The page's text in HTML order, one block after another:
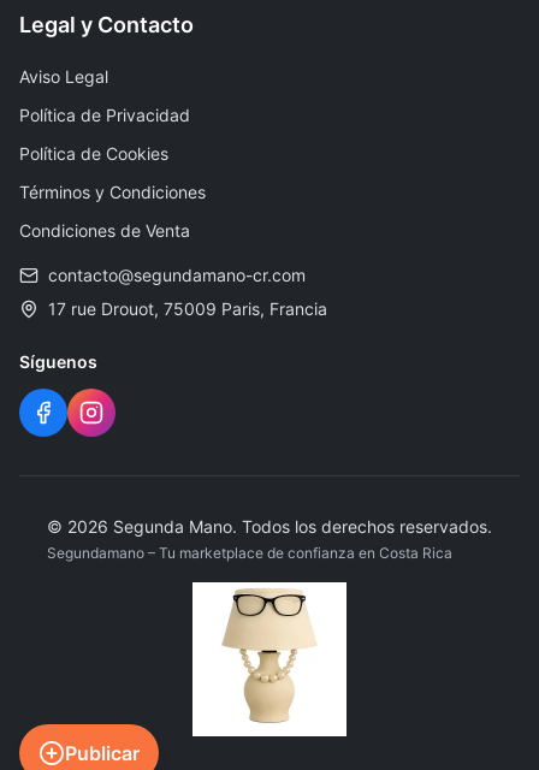
Legal y Contacto
Aviso Legal
Política de Privacidad
Política de Cookies
Términos y Condiciones
Condiciones de Venta
contacto@segundamano-cr.com
17 rue Drouot, 75009 Paris, Francia
Síguenos
© 2026 Segunda Mano. Todos los derechos reservados.
Segundamano – Tu marketplace de confianza en Costa Rica
Publicar